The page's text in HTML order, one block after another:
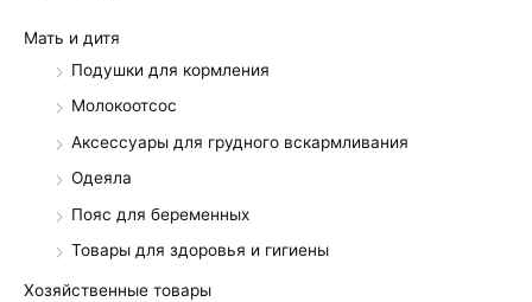
Мать и дитя
Подушки для кормления
Молокоотсос
Аксессуары для грудного вскармливания
Одеяла
Пояс для беременных
Товары для здоровья и гигиены
Хозяйственные товары